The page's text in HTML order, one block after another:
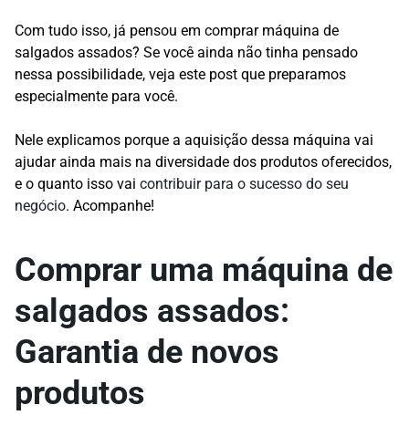
Com tudo isso, já pensou em comprar máquina de
salgados assados? Se você ainda não tinha pensado
nessa possibilidade, veja este post que preparamos
especialmente para você.
Nele explicamos porque a aquisição dessa máquina vai
ajudar ainda mais na diversidade dos produtos oferecidos,
e o quanto isso vai contribuir para o sucesso do seu
negócio. Acompanhe!
Comprar uma máquina de
salgados assados:
Garantia de novos
produtos